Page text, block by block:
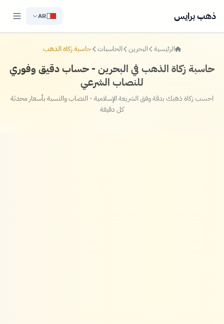
ذهب برايس AR
الرئيسية البحرين الحاسبات حاسبة زكاة الذهب
حاسبة زكاة الذهب في البحرين - حساب دقيق وفوري
للنصاب الشرعي
احسب زكاة ذهبك بدقة وفق الشريعة الإسلامية - النصاب والنسبة بأسعار محدثة
كل دقيقة